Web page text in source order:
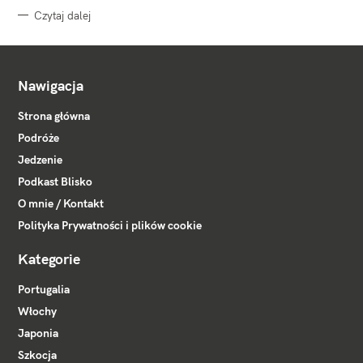
Czytaj dalej
Nawigacja
Strona główna
Podróże
Jedzenie
Podkast Blisko
O mnie / Kontakt
Polityka Prywatności i plików cookie
Kategorie
Portugalia
Włochy
Japonia
Szkocja